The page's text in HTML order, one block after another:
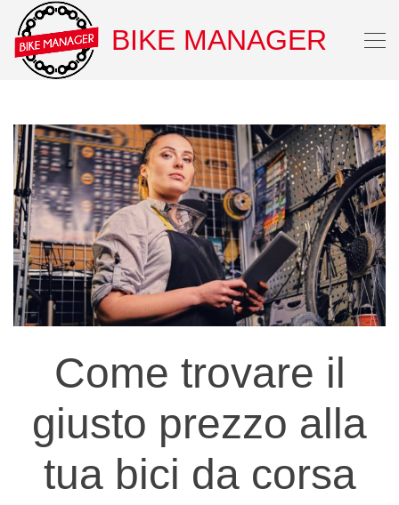
BIKE MANAGER
Come trovare il
giusto prezzo alla
tua bici da corsa